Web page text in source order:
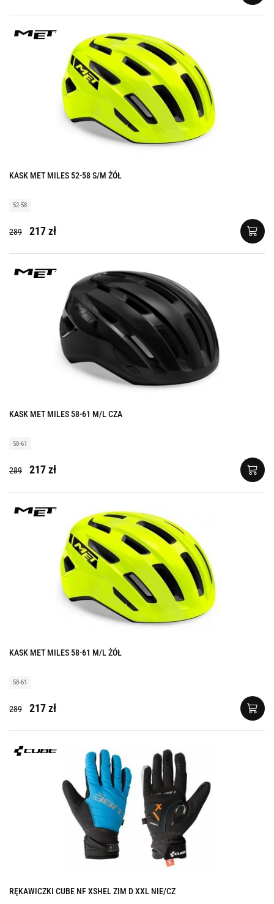
KASK MET MILES 52-58 S/M ŻÓŁ
52-58
289 217 zł
KASK MET MILES 58-61 M/L CZA
58-61
289 217 zł
KASK MET MILES 58-61 M/L ŻÓŁ
58-61
289 217 zł
RĘKAWICZKI CUBE NF XSHEL ZIM D XXL NIE/CZ